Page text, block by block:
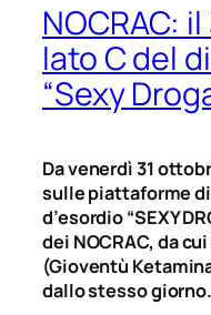
NOCRAC:
lato C del
“Sexy
Da venerdì 31
sulle piattaforme
d’esordio “SEXY
dei NOCRAC, da
(Gioventù
dallo stesso giorno.